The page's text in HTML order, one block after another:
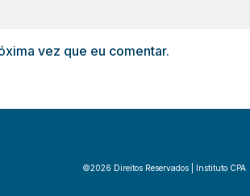
vez que eu comentar.
©2026 Direitos Reservados | Instituto CPA